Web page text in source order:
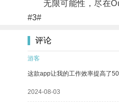
无限可能性，尽在
#3#
评论
游客
这款app让我的工作效率提高了
2024-08-03